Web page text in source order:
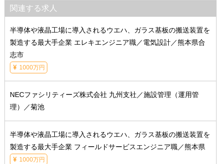
関連する求人
半導体や液晶工場に導入されるウエハ、ガラス基板の搬送装置を
製造する最大手企業 エレキエンジニア職／電気設計／熊本県合
志市
1000万円
NECファシリティーズ株式会社 九州支社／施設管理（運用管
理）／菊池
半導体や液晶工場に導入されるウエハ、ガラス基板の搬送装置を
製造する最大手企業 フィールドサービスエンジニア職／熊本県
1000万円